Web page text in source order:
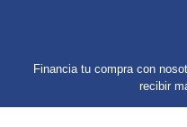
Financia tu compra con
recibir